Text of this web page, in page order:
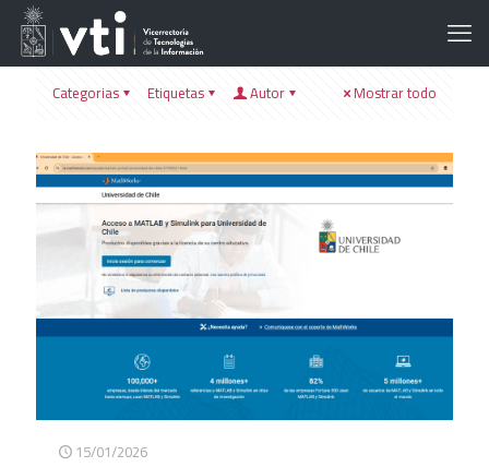
Categorias Etiquetas Autor Mostrar todo
15/01/2026